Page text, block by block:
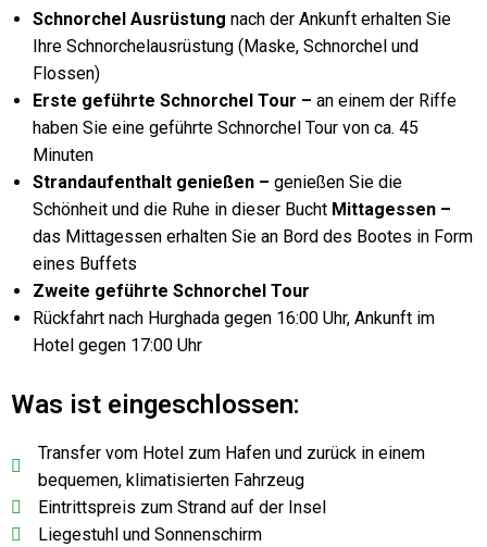
Schnorchel Ausrüstung nach der Ankunft erhalten Sie
Ihre Schnorchelausrüstung (Maske, Schnorchel und
Flossen)
Erste geführte Schnorchel Tour – an einem der Riffe
haben Sie eine geführte Schnorchel Tour von ca. 45
Minuten
Strandaufenthalt genießen – genießen Sie die
Schönheit und die Ruhe in dieser Bucht Mittagessen –
das Mittagessen erhalten Sie an Bord des Bootes in Form
eines Buffets
Zweite geführte Schnorchel Tour
Rückfahrt nach Hurghada gegen 16:00 Uhr, Ankunft im
Hotel gegen 17:00 Uhr
Was ist eingeschlossen:
Transfer vom Hotel zum Hafen und zurück in einem
bequemen, klimatisierten Fahrzeug
Eintrittspreis zum Strand auf der Insel
Liegestuhl und Sonnenschirm